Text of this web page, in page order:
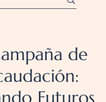
de
Futuros